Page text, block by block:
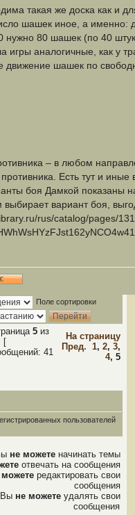
такая же доска как и
шашек иное, а
нужно 80 шашек (по 40
игры аналогичные, как у
движение шашек по
– в любом
Есть тут и
боя Дамкой показаны
выбирает вариант боя,
rus/catalog/pages/
Поле сортировки
5 из
[
41
На страницу
Пред. 1, 2, 3,
4, 5
пользователей
не можете начинать темы
отвечать на сообщения
можете редактировать свои
сообщения
Вы не можете удалять свои
сообщения